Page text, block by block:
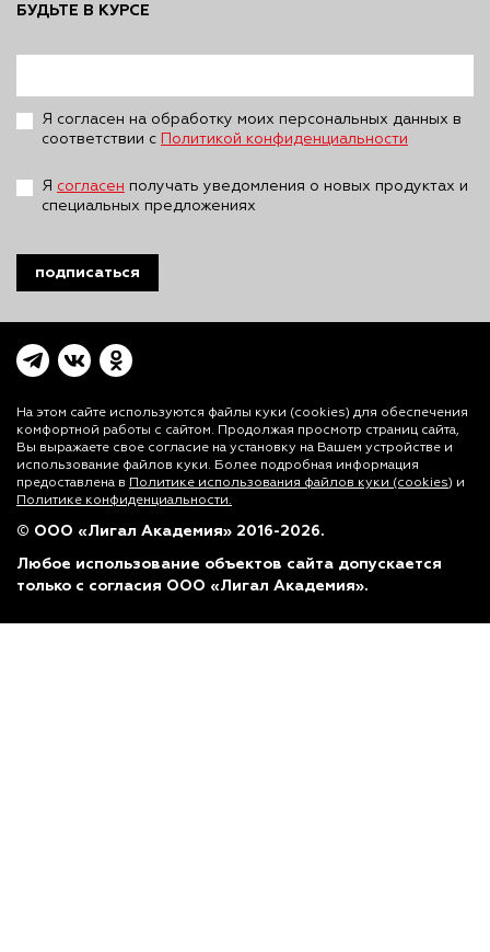
БУДЬТЕ В КУРСЕ
Я согласен на обработку моих персональных данных в
соответствии с
Политикой конфиденциальности
Я согласен получать уведомления о новых продуктах и
специальных предложениях
подписаться
На этом сайте используются файлы куки (cookies) для обеспечения
комфортной работы с сайтом. Продолжая просмотр страниц сайта,
Вы выражаете свое согласие на установку на Вашем устройстве и
использование файлов куки. Более подробная информация
предоставлена в Политике использования файлов куки (cookies) и
Политике конфиденциальности.
© ООО «Лигал Академия» 2016-2026.
Любое использование объектов сайта допускается
только с согласия ООО «Лигал Академия».